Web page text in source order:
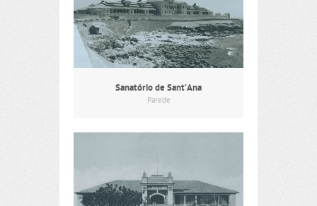
Sanatório de Sant’Ana
Parede